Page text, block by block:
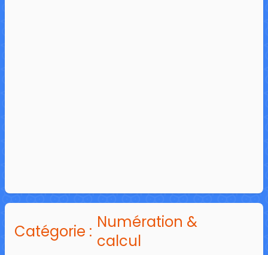
Catégorie : Numération &
calcul